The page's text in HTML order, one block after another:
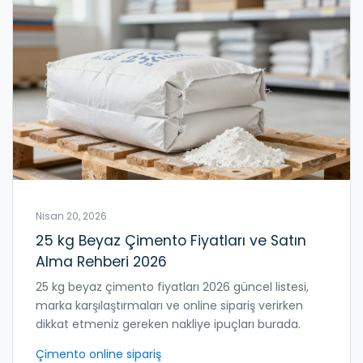
Nisan 20, 2026
25 kg Beyaz Çimento Fiyatları ve Satın
Alma Rehberi 2026
25 kg beyaz çimento fiyatları 2026 güncel listesi,
marka karşılaştırmaları ve online sipariş verirken
dikkat etmeniz gereken nakliye ipuçları burada.
Çimento online sipariş